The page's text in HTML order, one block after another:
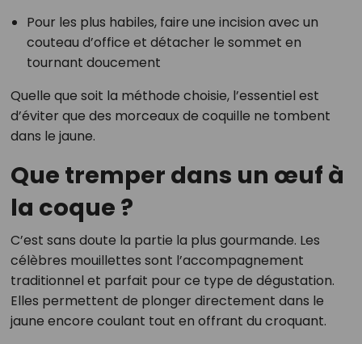
Pour les plus habiles, faire une incision avec un
couteau d’office et détacher le sommet en
tournant doucement
Quelle que soit la méthode choisie, l’essentiel est
d’éviter que des morceaux de coquille ne tombent
dans le jaune.
Que tremper dans un œuf à
la coque ?
C’est sans doute la partie la plus gourmande. Les
célèbres mouillettes sont l’accompagnement
traditionnel et parfait pour ce type de dégustation.
Elles permettent de plonger directement dans le
jaune encore coulant tout en offrant du croquant.